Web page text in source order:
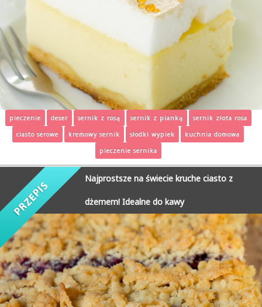
pieczenie deser sernik z rosą sernik z pianką
sernik złota rosa
ciasto serowe
kremowy sernik słodki wypiek
kuchnia domowa
pieczenie sernika
Najprostsze na świecie kruche ciasto z
dżemem! Idealne do kawy